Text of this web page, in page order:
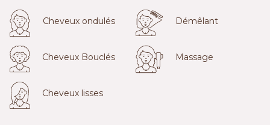
Cheveux ondulés
Cheveux Bouclés
Cheveux lisses
Démêlant
Massage